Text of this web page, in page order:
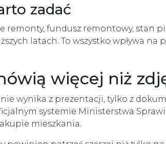
zadać
remonty, fundusz remontowy, stan
latach. To wszystko wpływa
więcej niż
wynika z prezentacji, tylko z
systemie Ministerstwa
mieszkania.